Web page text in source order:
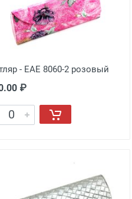
- EAE 8060-2 розовый
₽